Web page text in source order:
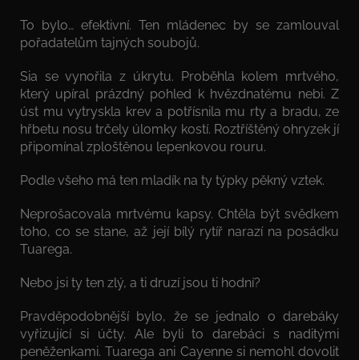
To bylo… efektivní. Ten mládenec by se zamlouval
pořadatelům tajných soubojů.
Sia se vynořila z úkrytu. Proběhla kolem mrtvého,
který upíral prázdný pohled k hvězdnatému nebi. Z
úst mu vytryskla krev a potřísnila mu rty a bradu, ze
hřbetu nosu trčely úlomky kostí. Roztříštěný ohryzek jí
připomínal zploštěnou lepenkovou rouru.
Podle všeho má ten mladík na ty týpky pěkný vztek.
Neprošacovala mrtvému kapsy. Chtěla být svědkem
toho, co se stane, až její bílý rytíř narazí na posádku
Tuarega.
Nebo jsi ty ten zlý, a ti druzí jsou ti hodní?
Pravděpodobnější bylo, že se jednalo o darebáky
vyřizující si účty. Ale byli to darebáci s naditými
peněženkami. Tuarega ani Cayenne si nemohl dovolit